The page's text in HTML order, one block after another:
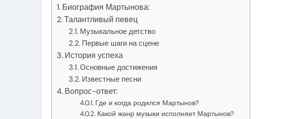
Биография Мартынова:
Талантливый певец
Музыкальное детство
Первые шаги на сцене
История успеха
Основные достижения
Известные песни
Вопрос-ответ:
Где и когда родился Мартынов?
Какой жанр музыки исполняет Мартынов?